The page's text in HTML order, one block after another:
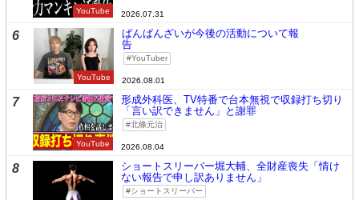
YouTube 2026.07.31
6
YouTube
ばんばんざいが今後の活動について報
告
YouTuber
2026.08.01
7
YouTube
形成外科医、TV特番で台本無視で収録打ち切り
「言い訳できません」と謝罪
北條元治
2026.08.04
8
ショートスリーパー堀大輔、全財産喪失「情け
ない報告で申し訳ありません」
ショートスリーパー